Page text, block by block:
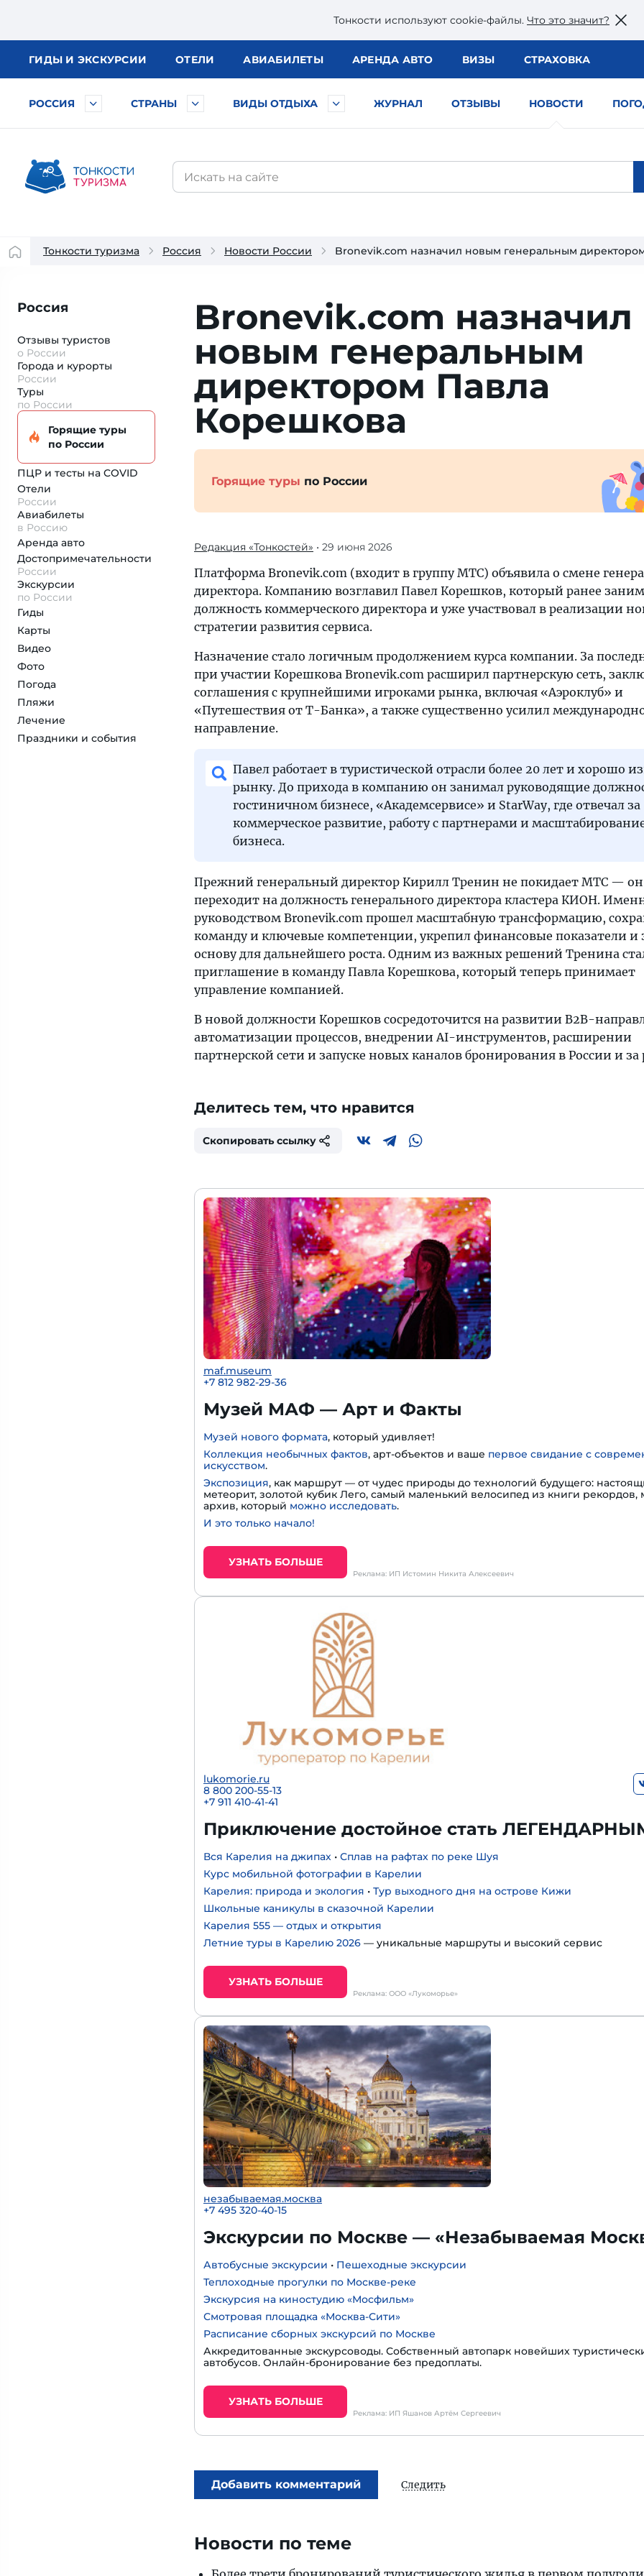
Тонкости используют сookie-файлы. Что это значит?
ГИДЫ И ЭКСКУРСИИ ОТЕЛИ АВИАБИЛЕТЫ АРЕНДА АВТО ВИЗЫ СТРАХОВКА
РОССИЯ СТРАНЫ ВИДЫ ОТДЫХА ЖУРНАЛ ОТЗЫВЫ НОВОСТИ
Тонкости туризма Россия Новости России Bronevik.com назначил новым генеральным
Россия
Отзывы туристов
о России
Города и курорты
России
Туры
по России
Горящие туры
по России
ПЦР и тесты на COVID
Отели
России
Авиабилеты
в Россию
Аренда авто
Достопримеча­тельности
России
Экскурсии
по России
Гиды
Карты
Видео
Фото
Погода
Пляжи
Лечение
Праздники и события
Bronevik.com назначил
новым генеральным
директором Павла
Корешкова
Горящие туры по России
Редакция «Тонкостей» • 29 июня 2026
Платформа Bronevik.com (входит в группу МТС) объявила о смене
директора. Компанию возглавил Павел Корешков, который ранее
должность коммерческого директора и уже участвовал в реализации
стратегии развития сервиса.
Назначение стало логичным продолжением курса компании. За
при участии Корешкова Bronevik.com расширил партнерскую сеть,
соглашения с крупнейшими игроками рынка, включая «Аэроклуб» и
«Путешествия от Т-Банка», а также существенно усилил
направление.
Павел работает в туристической отрасли более 20 лет и хорошо
рынку. До прихода в компанию он занимал руководящие
гостиничном бизнесе, «Академсервисе» и StarWay, где отвечал за
коммерческое развитие, работу с партнерами и
бизнеса.
Прежний генеральный директор Кирилл Тренин не покидает МТС — он
переходит на должность генерального директора кластера КИОН.
руководством Bronevik.com прошел масштабную трансформацию,
команду и ключевые компетенции, укрепил финансовые показатели и
основу для дальнейшего роста. Одним из важных решений Тренина
приглашение в команду Павла Корешкова, который теперь принимает
управление компанией.
В новой должности Корешков сосредоточится на развитии B2B-
автоматизации процессов, внедрении AI-инструментов, расширении
партнерской сети и запуске новых каналов бронирования в России и
Делитесь тем, что нравится
Скопировать ссылку
maf.museum
+7 812 982-29-36
Музей МАФ — Арт и Факты
Музей нового формата, который удивляет!
Коллекция необычных фактов, арт-объектов и ваше первое свидание с
искусством.
Экспозиция, как маршрут — от чудес природы до технологий будущего:
метеорит, золотой кубик Лего, самый маленький велосипед из книги
архив, который можно исследовать.
И это только начало!
УЗНАТЬ БОЛЬШЕ
Реклама: ИП Истомин Никита Алексеевич
lukomorie.ru
8 800 200-55-13
+7 911 410-41-41
Приключение достойное стать
Вся Карелия на джипах • Сплав на рафтах по реке Шуя
Курс мобильной фотографии в Карелии
Карелия: природа и экология • Тур выходного дня на острове Кижи
Школьные каникулы в сказочной Карелии
Карелия 555 — отдых и открытия
Летние туры в Карелию 2026 — уникальные маршруты и высокий сервис
УЗНАТЬ БОЛЬШЕ
Реклама: ООО «Лукоморье»
незабываемая.москва
+7 495 320-40-15
Экскурсии по Москве — «Незабываемая
Автобусные экскурсии • Пешеходные экскурсии
Теплоходные прогулки по Москве-реке
Экскурсия на киностудию «Мосфильм»
Смотровая площадка «Москва-Сити»
Расписание сборных экскурсий по Москве
Аккредитованные экскурсоводы. Собственный автопарк новейших
автобусов. Онлайн-бронирование без предоплаты.
УЗНАТЬ БОЛЬШЕ
Реклама: ИП Яшанов Артём Сергеевич
Добавить комментарий Следить
Новости по теме